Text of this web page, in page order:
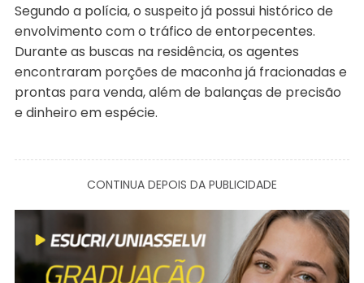
Segundo a polícia, o suspeito já possui histórico de
envolvimento com o tráfico de entorpecentes.
Durante as buscas na residência, os agentes
encontraram porções de maconha já fracionadas e
prontas para venda, além de balanças de precisão
e dinheiro em espécie.
CONTINUA DEPOIS DA PUBLICIDADE